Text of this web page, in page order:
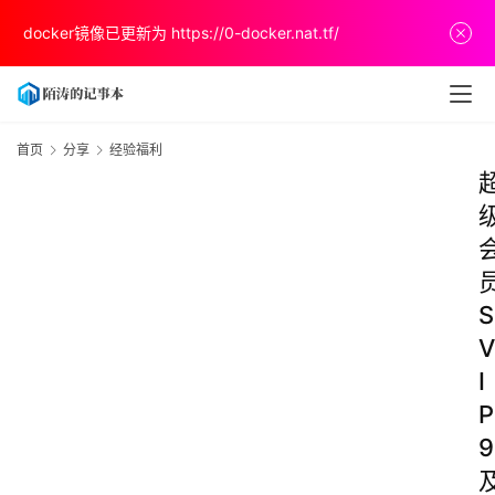
docker镜像已更新为 https://0-docker.nat.tf/
首页 分享 经验福利
S
V
I
P
9